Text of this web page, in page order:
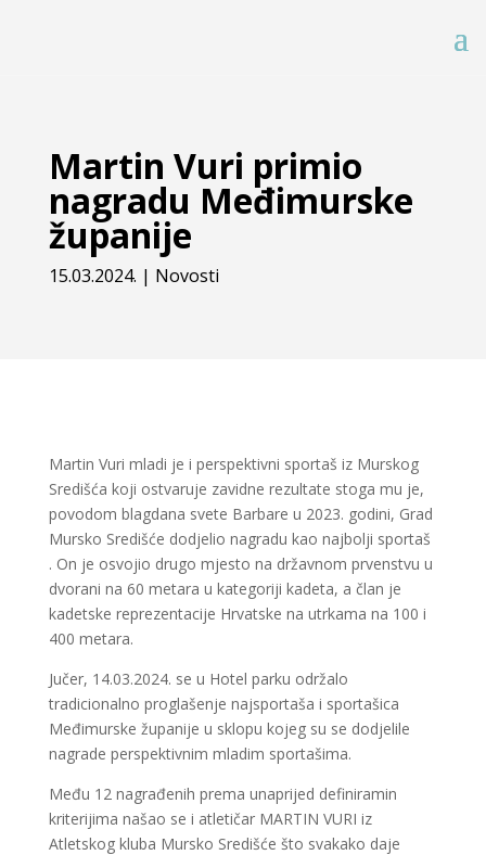
Martin Vuri primio
nagradu Međimurske
županije
15.03.2024. | Novosti
Martin Vuri mladi je i perspektivni sportaš iz Murskog
Središća koji ostvaruje zavidne rezultate stoga mu je,
povodom blagdana svete Barbare u 2023. godini, Grad
Mursko Središće dodjelio nagradu kao najbolji sportaš
. On je osvojio drugo mjesto na državnom prvenstvu u
dvorani na 60 metara u kategoriji kadeta, a član je
kadetske reprezentacije Hrvatske na utrkama na 100 i
400 metara.
Jučer, 14.03.2024. se u Hotel parku održalo
tradicionalno proglašenje najsportaša i sportašica
Međimurske županije u sklopu kojeg su se dodjelile
nagrade perspektivnim mladim sportašima.
Među 12 nagrađenih prema unaprijed definiramin
kriterijima našao se i atletičar MARTIN VURI iz
Atletskog kluba Mursko Središće što svakako daje